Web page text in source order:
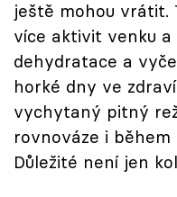
Sledujte nás
ještě mohou vrátit.
více aktivit venku
dehydratace a
horké dny ve
vychytaný pitný
rovnováze i
Důležité není jen